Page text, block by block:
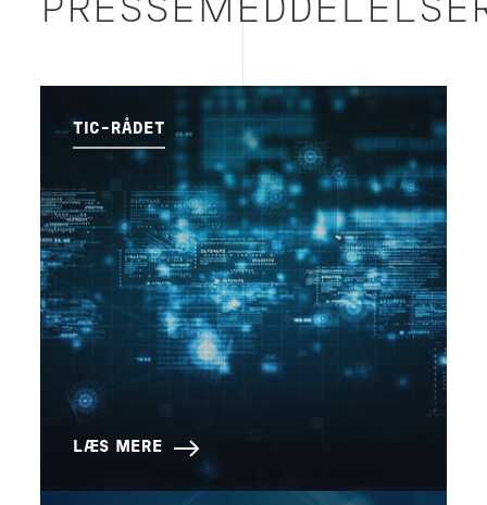
TIC-RÅDET
LÆS MERE